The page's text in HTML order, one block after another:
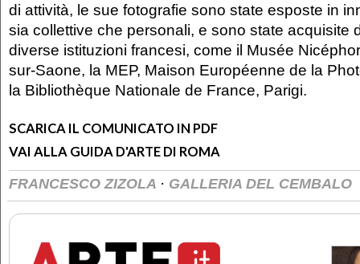
di attività, le sue fotografie sono state esposte in
sia collettive che personali, e sono state acquisite
diverse istituzioni francesi, come il Musée
sur-Saone, la MEP, Maison Européenne de la
la Bibliothèque Nationale de France, Parigi.
SCARICA IL COMUNICATO IN PDF
VAI ALLA GUIDA D'ARTE DI ROMA
FRANCESCO ZIZOLA · GALLERIA DEL CEMBALO